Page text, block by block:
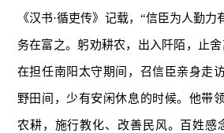
《汉书·循吏传》记载，“信臣为人勤力
务在富之。躬劝耕农，出入阡陌，止舍
在担任南阳太守期间，召信臣亲身走
野田间，少有安闲休息的时候。他带
农耕，施行教化、改善民风。百姓感